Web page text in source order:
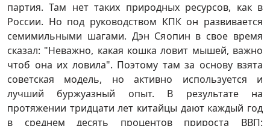
партия. Там нет таких природных ресурсов, как в
России. Но под руководством КПК он развивается
семимильными шагами. Дэн Сяопин в свое время
сказал: "Неважно, какая кошка ловит мышей, важно
чтоб она их ловила". Поэтому там за основу взята
советская модель, но активно используется и
лучший буржуазный опыт. В результате на
протяжении тридцати лет китайцы дают каждый год
в среднем десять процентов прироста ВВП: